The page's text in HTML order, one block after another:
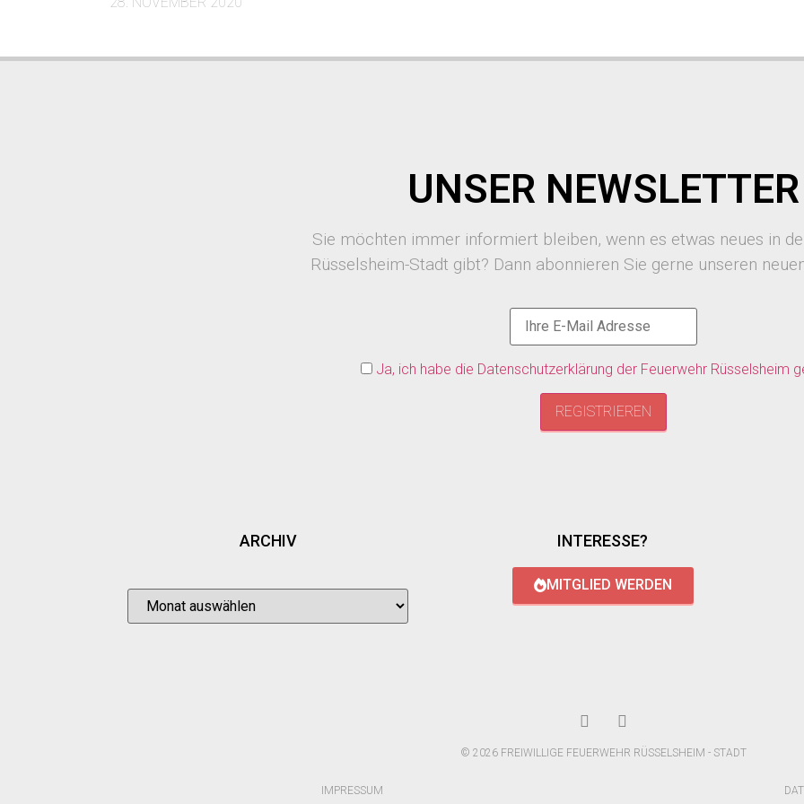
UNSER NEWSLETTER
Sie möchten immer informiert bleiben, wenn es etwas neues in
Rüsselsheim-Stadt gibt? Dann abonnieren Sie gerne unseren
Ja, ich habe die Datenschutzerklärung der Feuerwehr Rüsselsheim
ARCHIV INTERESSE?
MITGLIED WERDEN
© 2026 FREIWILLIGE FEUERWEHR RÜSSELSHEIM - STADT
IMPRESSUM